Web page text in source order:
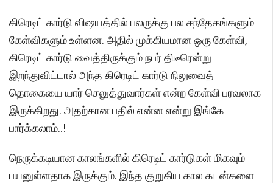
கிரெடிட் கார்டு விஷயத்தில் பலருக்கு பல சந்தேகங்களும்
கேள்விகளும் உள்ளன. அதில் முக்கியமான ஒரு கேள்வி,
கிரெடிட் கார்டு வைத்திருக்கும் நபர் திடீரென்று
இறந்துவிட்டால் அந்த கிரெடிட் கார்டு நிலுவைத்
தொகையை யார் செலுத்துவார்கள் என்ற கேள்வி பரவலாக
இருக்கிறது. அதற்கான பதில் என்ன என்று இங்கே
பார்க்கலாம்..!
நெருக்கடியான காலங்களில் கிரெடிட் கார்டுகள் மிகவும்
பயனுள்ளதாக இருக்கும். இந்த குறுகிய கால கடன்களை